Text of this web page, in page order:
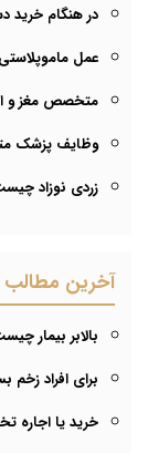
در هنگام خرید
عمل
متخصص مغز و
وظایف پزشک
زردی نوزاد
آخرین مطالب
بالابر بیمار
برای افراد
خرید یا اجاره